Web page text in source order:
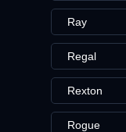
Ray
Regal
Rexton
Rogue